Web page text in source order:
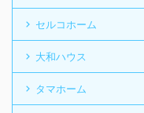
セルコホーム
大和ハウス
タマホーム